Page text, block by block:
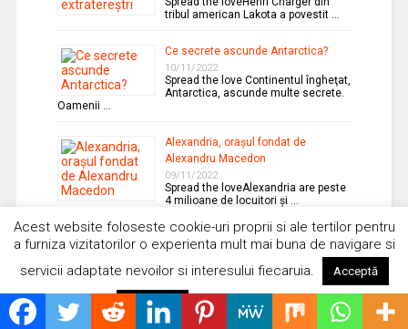
tribul american Lakota a povestit …
Ce secrete ascunde Antarctica?
10/11/2022
Spread the love Continentul îngheţat,
Antarctica, ascunde multe secrete.
Oamenii …
Alexandria, oraşul fondat de
Alexandru Macedon
09/11/2022
Spread the loveAlexandria are peste
4 milioane de locuitori şi …
Misterioasa Samaipata din Bolivia
08/11/2022
Spread the love Este un sit
arheologic localizat în
departamentul …
Acest website foloseste cookie-uri proprii si ale tertilor pentru
a furniza vizitatorilor o experienta mult mai buna de navigare si
servicii adaptate nevoilor si interesului fiecaruia.
Acceptă
Respinge Citește mai mult